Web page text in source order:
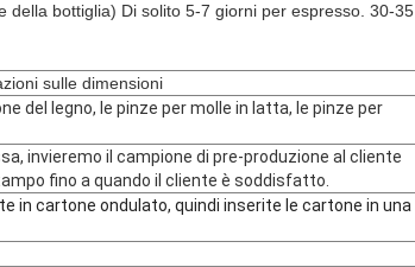
della bottiglia) Di solito 5-7 giorni per espresso. 30-35
sulle dimensioni
del legno, le pinze per molle in latta, le pinze per
invieremo il campione di pre-produzione al cliente
fino a quando il cliente è soddisfatto.
in cartone ondulato, quindi inserite le cartone in una